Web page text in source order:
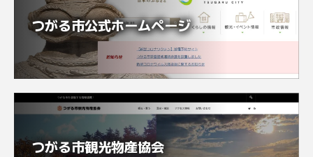
つがる市公式ホームページ
つがる市観光物産協会